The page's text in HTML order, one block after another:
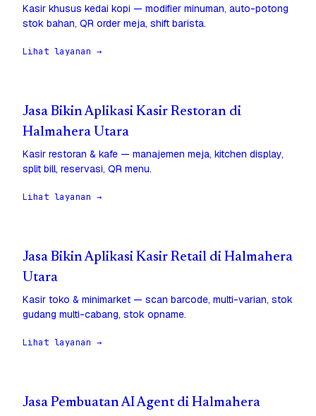
Kasir khusus kedai kopi — modifier minuman, auto-potong
stok bahan, QR order meja, shift barista.
Lihat layanan →
Jasa Bikin Aplikasi Kasir Restoran di
Halmahera Utara
Kasir restoran & kafe — manajemen meja, kitchen display,
split bill, reservasi, QR menu.
Lihat layanan →
Jasa Bikin Aplikasi Kasir Retail di Halmahera
Utara
Kasir toko & minimarket — scan barcode, multi-varian, stok
gudang multi-cabang, stok opname.
Lihat layanan →
Jasa Pembuatan AI Agent di Halmahera